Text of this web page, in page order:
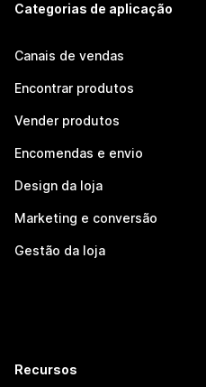
Categorias de aplicação
Canais de vendas
Encontrar produtos
Vender produtos
Encomendas e envio
Design da loja
Marketing e conversão
Gestão da loja
Recursos